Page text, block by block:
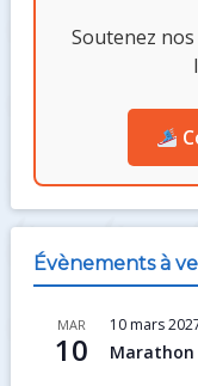
Soutenez
Évènements à
MAR
10
10 mars
Marathon